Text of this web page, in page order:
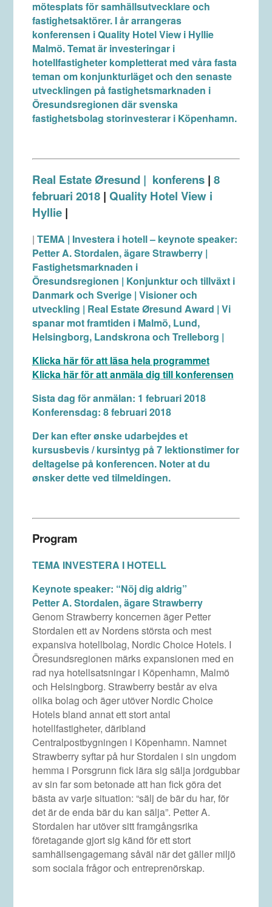
mötesplats för samhällsutvecklare och
fastighetsaktörer. I år arrangeras
konferensen i Quality Hotel View i Hyllie
Malmö. Temat är investeringar i
hotellfastigheter kompletterat med våra fasta
teman om konjunkturläget och den senaste
utvecklingen på fastighetsmarknaden i
Öresundsregionen där svenska
fastighetsbolag storinvesterar i Köpenhamn.
Real Estate Øresund | konferens | 8
februari 2018 | Quality Hotel View i
Hyllie |
| TEMA | Investera i hotell – keynote speaker:
Petter A. Stordalen, ägare Strawberry |
Fastighetsmarknaden i
Öresundsregionen | Konjunktur och tillväxt i
Danmark och Sverige | Visioner och
utveckling | Real Estate Øresund Award | Vi
spanar mot framtiden i Malmö, Lund,
Helsingborg, Landskrona och Trelleborg |
Klicka här för att läsa hela programmet
Klicka här för att anmäla dig till konferensen
Sista dag för anmälan: 1 februari 2018
Konferensdag: 8 februari 2018
Der kan efter ønske udarbejdes et
kursusbevis / kursintyg på 7 lektionstimer for
deltagelse på konferencen. Noter at du
ønsker dette ved tilmeldingen.
Program
TEMA INVESTERA I HOTELL
Keynote speaker: “Nöj dig aldrig”
Petter A. Stordalen, ägare Strawberry
Genom Strawberry koncernen äger Petter
Stordalen ett av Nordens största och mest
expansiva hotellbolag, Nordic Choice Hotels. I
Öresundsregionen märks expansionen med en
rad nya hotellsatsningar i Köpenhamn, Malmö
och Helsingborg. Strawberry består av elva
olika bolag och äger utöver Nordic Choice
Hotels bland annat ett stort antal
hotellfastigheter, däribland
Centralpostbygningen i Köpenhamn. Namnet
Strawberry syftar på hur Stordalen i sin ungdom
hemma i Porsgrunn fick lära sig sälja jordgubbar
av sin far som betonade att han fick göra det
bästa av varje situation: “sälj de bär du har, för
det är de enda bär du kan sälja”. Petter A.
Stordalen har utöver sitt framgångsrika
företagande gjort sig känd för ett stort
samhällsengagemang såväl när det gäller miljö
som sociala frågor och entreprenörskap.